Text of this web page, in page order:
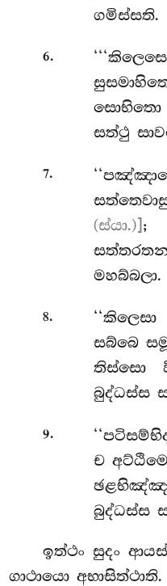
ගමිස්සති.
6.
සොභිතො
සත්ථු
7.
(ස්යා.)] ;
මහබ්බලා.
8.
සබ්බෙ
තිස්සො
බුද්ධස්ස
9.
ච
බුද්ධස්ස
ඉත්ථං සුදං
ගාථායො අභාසිත්ථාති.